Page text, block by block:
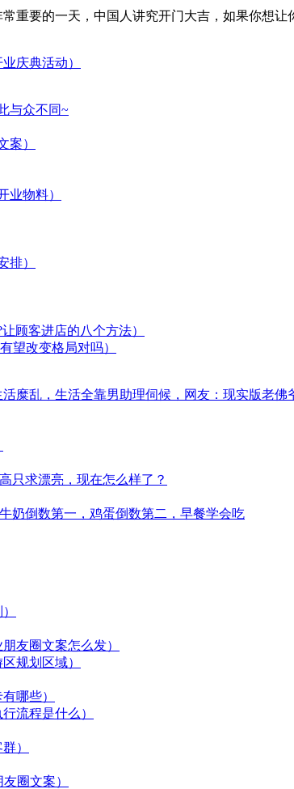
重要的一天，中国人讲究开门大吉，如果你想
庆典活动）
与众不同~
案）
业物料）
排）
顾客进店的八个方法）
望改变格局对吗）
糜乱，生活全靠男助理伺候，网友：现实版老佛
只求漂亮，现在怎么样了？
奶倒数第一，鸡蛋倒数第二，早餐学会吃
友圈文案怎么发）
规划区域）
哪些）
流程是什么）
）
圈文案）